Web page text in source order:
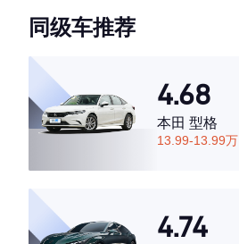
·外观表现一般，低于66%同级车
·空间表现一般，低于52%同级车
同级车推荐
4.68
本田 型格
13.99-13.99万
4.74